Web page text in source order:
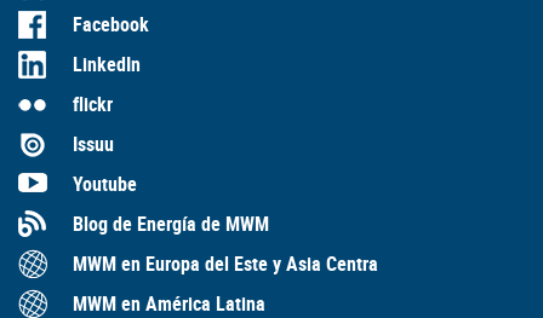
Facebook
LinkedIn
flickr
Issuu
Youtube
Blog de Energía de MWM
MWM en Europa del Este y Asia Centra
MWM en América Latina